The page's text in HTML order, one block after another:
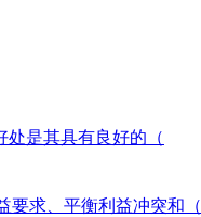
处是其具有良好的（
要求、平衡利益冲突和（